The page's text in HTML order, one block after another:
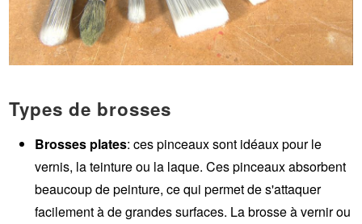
Types de brosses
Brosses plates: ces pinceaux sont idéaux pour le
vernis, la teinture ou la laque. Ces pinceaux absorbent
beaucoup de peinture, ce qui permet de s'attaquer
facilement à de grandes surfaces. La brosse à vernir ou